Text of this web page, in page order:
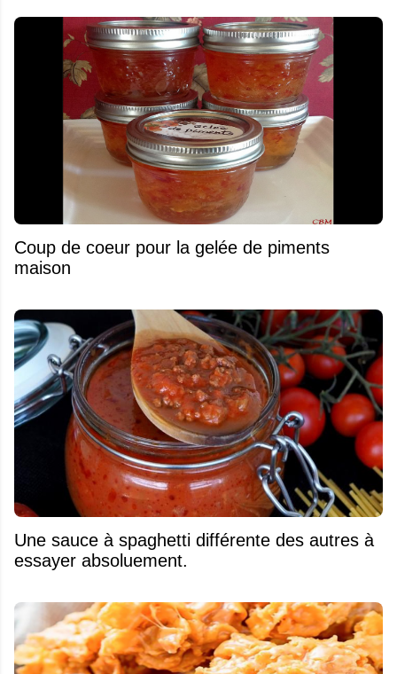
Coup de coeur pour la gelée de piments
maison
Une sauce à spaghetti différente des autres à
essayer absoluement.